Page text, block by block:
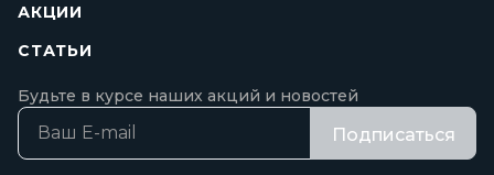
АКЦИИ
СТАТЬИ
Будьте в курсе наших акций и новостей
Подписаться